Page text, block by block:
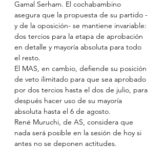
Gamal Serham. El cochabambino
asegura que la propuesta de su partido -
y de la oposición- se mantiene invariable:
dos tercios para la etapa de aprobación
en detalle y mayoría absoluta para todo
el resto.
El MAS, en cambio, defiende su posición
de veto ilimitado para que sea aprobado
por dos tercios hasta el dos de julio, para
después hacer uso de su mayoría
absoluta hasta el 6 de agosto.
René Muruchi, de AS, considera que
nada será posible en la sesión de hoy si
antes no se deponen actitudes.